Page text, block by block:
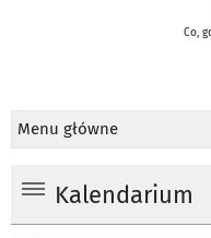
Co,
Menu główne
Kalendarium